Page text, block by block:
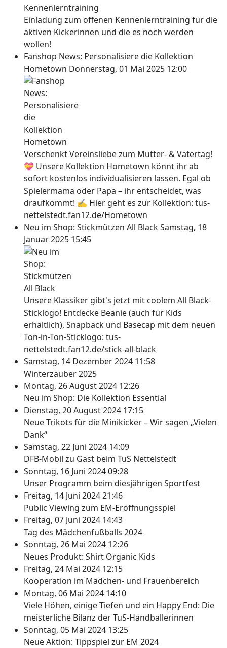
Einladung zum offenen Kennenlerntraining für die
aktiven Kickerinnen und die es noch werden
wollen!
Fanshop News: Personalisiere die Kollektion
Hometown Donnerstag, 01 Mai 2025 12:00
Verschenkt Vereinsliebe zum Mutter- & Vatertag!
💝 Unsere Kollektion Hometown könnt ihr ab
sofort kostenlos individualisieren lassen. Egal ob
Spielermama oder Papa – ihr entscheidet, was
draufkommt! ✍ Hier geht es zur Kollektion: tus-
nettelstedt.fan12.de/Hometown
Neu im Shop: Stickmützen All BlackSamstag, 18
Januar 2025 15:45
Unsere Klassiker gibt's jetzt mit coolem All Black-
Sticklogo! Entdecke Beanie (auch für Kids
erhältlich), Snapback und Basecap mit dem neuen
Ton-in-Ton-Sticklogo: tus-
nettelstedt.fan12.de/stick-all-black
Samstag, 14 Dezember 2024 11:58
Winterzauber 2025
Montag, 26 August 2024 12:26
Neu im Shop: Die Kollektion Essential
Dienstag, 20 August 2024 17:15
Neue Trikots für die Minikicker – Wir sagen „Vielen
Dank“
Samstag, 22 Juni 2024 14:09
DFB-Mobil zu Gast beim TuS Nettelstedt
Sonntag, 16 Juni 2024 09:28
Unser Programm beim diesjährigen Sportfest
Freitag, 14 Juni 2024 21:46
Public Viewing zum EM-Eröffnungsspiel
Freitag, 07 Juni 2024 14:43
Tag des Mädchenfußballs 2024
Sonntag, 26 Mai 2024 12:26
Neues Produkt: Shirt Organic Kids
Freitag, 24 Mai 2024 12:15
Kooperation im Mädchen- und Frauenbereich
Montag, 06 Mai 2024 14:10
Viele Höhen, einige Tiefen und ein Happy End: Die
meisterliche Bilanz der TuS-Handballerinnen
Sonntag, 05 Mai 2024 13:25
Neue Aktion: Tippspiel zur EM 2024